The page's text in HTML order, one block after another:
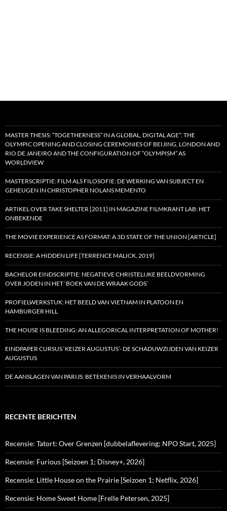
MASTER THESIS: “TOGETHERNESS” IN A GLOBAL, DIGITAL AGE”: THE
OLYMPIC OPENING AND CLOSING CEREMONIES OF BEIJING, LONDON AND
RIO DE JANEIRO AND THE CONFIGURATION OF “OLYMPISM” AS
WORLDVIEW
MASTERSCRIPTIE: FILM ALS FILOSOFIE: DE WERKING VAN SUBJECT EN
GEHEUGEN IN CHRISTOPHER NOLANS MEMENTO
ARTIKEL OVER TAKE SHELTER [2011] IN MAGAZINE FILMKRANT LAB: HET
ONBEKENDE
THE MOVIE EXPERIENCE AS FORMAT: A 3D STATE OF THE UNION [ARTICLE]
RECENSIE: A HIDDEN LIFE [TERRENCE MALICK, 2019]
BACHELOR EINDSCRIPTIE: NEGATIEVE CHRISTELIJKE BEELDVORMING
OVER JODEN IN HET ‘BOEK VAN DE WRAAK GODS’
PROFIELWERKSTUK: HET BEELD VAN VIETNAM IN PLATOON EN
HAMBURGER HILL
THE HOUSE IS BLEEDING: AN ALLEGORICAL INTERPRETATION OF MOTHER!
EINDPAPER CURSUS ‘KEIZER AUGUSTUS’- DE SCHADUWZIJDEN VAN KEIZER
AUGUSTUS
DE AANSLAGEN VAN PARIJS: BETEKENIS IN VERHAALVORM
RECENTE BERICHTEN
Recensie: Tatort: Over Grenzen [dubbelaflevering; NPO Start, 2025]
Recensie: Furious [Seizoen 1; Disney+, 2026]
Recensie: Little House on the Prairie [Seizoen 1; Netflix, 2026]
Recensie: Home Sweet Home [Frelle Petersen, 2025]